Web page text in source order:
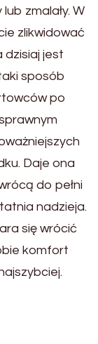
zmalały. W
zlikwidować
dzisiaj jest
sposób
po
Daje ona
do pełni
nadzieja.
się wrócić
komfort